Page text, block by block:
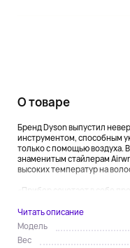
О товаре
Бренд Dyson выпустил
инструментом, способным
только с помощью воздуха.
знаменитым стайлерам
высоких температур на
«Прибор сочетает в себе
Читать описание
Модель
Вес